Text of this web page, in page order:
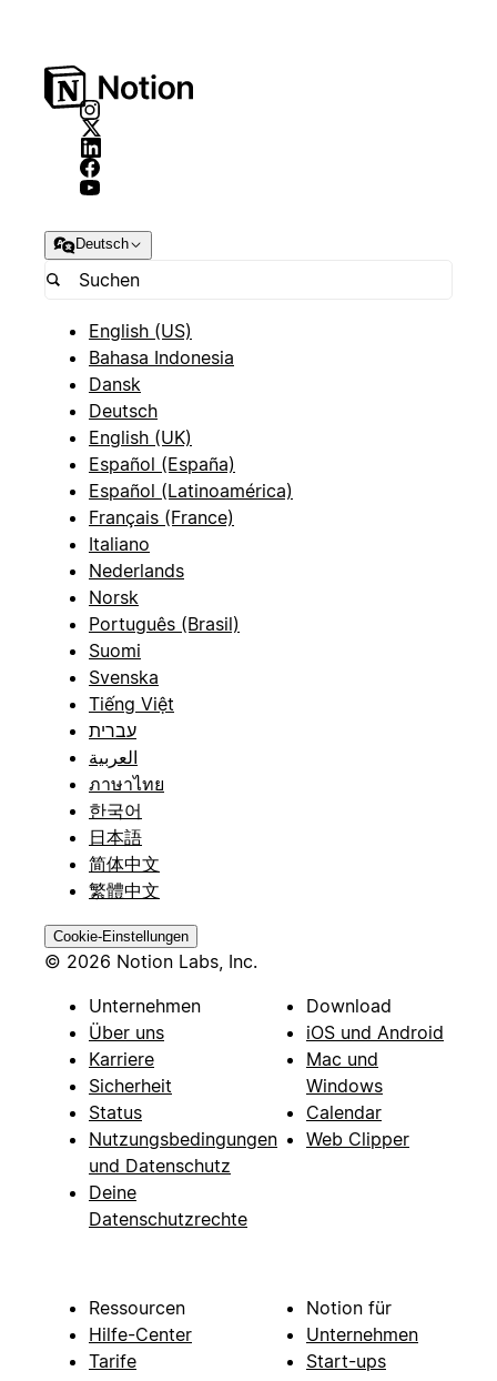
Deutsch
English (US)
Bahasa Indonesia
Dansk
Deutsch
English (UK)
Español (España)
Español (Latinoamérica)
Français (France)
Italiano
Nederlands
Norsk
Português (Brasil)
Suomi
Svenska
Tiếng Việt
עברית
العربية
ภาษาไทย
한국어
日本語
简体中文
繁體中文
Cookie-Einstellungen
© 2026 Notion Labs, Inc.
Unternehmen
Über uns
Karriere
Sicherheit
Status
Nutzungsbedingungen
und Datenschutz
Deine
Datenschutzrechte
Download
iOS und Android
Mac und
Windows
Calendar
Web Clipper
Ressourcen
Hilfe-Center
Tarife
Notion für
Unternehmen
Start-ups